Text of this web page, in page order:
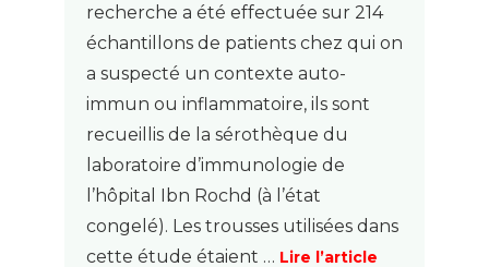
recherche a été effectuée sur 214
échantillons de patients chez qui on
a suspecté un contexte auto-
immun ou inflammatoire, ils sont
recueillis de la sérothèque du
laboratoire d’immunologie de
l’hôpital Ibn Rochd (à l’état
congelé). Les trousses utilisées dans
cette étude étaient … Lire l’article